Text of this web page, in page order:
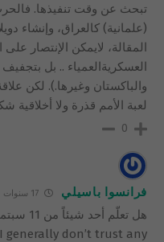
تبحث عن وقت تنفيذها.
(علمانية) كالعراق، وإنشاء
المقالة، لايمكن الإنتصار
العسكريةالعمياء .. بل بتجفيف
والباكستان وغيرها.). لكن
لعبة الأمم قذرة ولا أخلاقية
0
فرانسوا باسيلي
generally don’t trust any